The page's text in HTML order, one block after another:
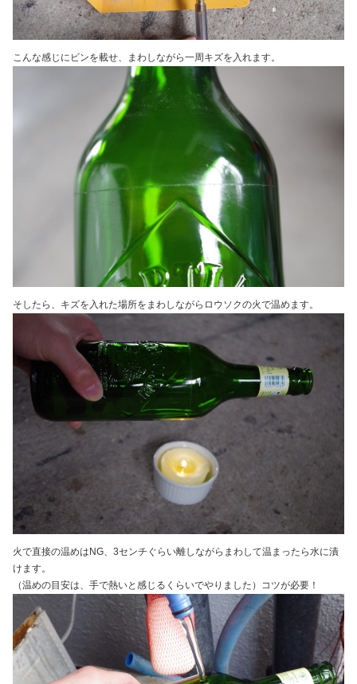
こんな感じにビンを載せ、まわしながら一周キズを入れます。
そしたら、キズを入れた場所をまわしながらロウソクの火で温めます。
火で直接の温めはNG、3センチぐらい離しながらまわして温まったら水に漬
けます。
（温めの目安は、手で熱いと感じるくらいでやりました）コツが必要！